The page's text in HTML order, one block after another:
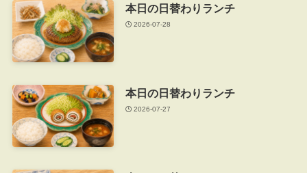
本日の日替わりランチ
2026-07-28
本日の日替わりランチ
2026-07-27